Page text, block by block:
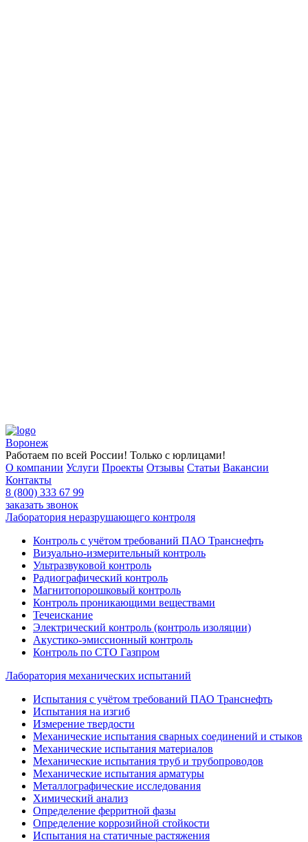
Воронеж
Работаем по всей России! Только с юрлицами!
О компании Услуги Проекты Отзывы Статьи Вакансии
Контакты
8 (800) 333 67 99
заказать звонок
Лаборатория неразрушающего контроля
Контроль с учётом требований ПАО Транснефть
Визуально-измерительный контроль
Ультразвуковой контроль
Радиографический контроль
Магнитопорошковый контроль
Контроль проникающими веществами
Течеискание
Электрический контроль (контроль изоляции)
Акустико-эмиссионный контроль
Контроль по СТО Газпром
Лаборатория механических испытаний
Испытания с учётом требований ПАО Транснефть
Испытания на изгиб
Измерение твердости
Механические испытания сварных соединений и стыков
Механические испытания материалов
Механические испытания труб и трубопроводов
Механические испытания арматуры
Металлографические исследования
Химический анализ
Определение ферритной фазы
Определение коррозийной стойкости
Испытания на статичные растяжения